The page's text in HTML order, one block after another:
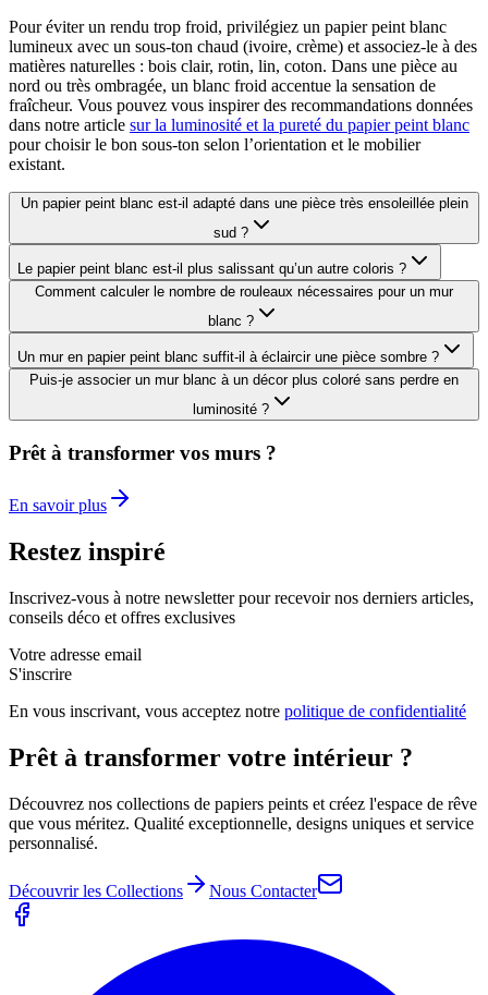
Pour éviter un rendu trop froid, privilégiez un papier peint blanc
lumineux avec un sous-ton chaud (ivoire, crème) et associez-le à des
matières naturelles : bois clair, rotin, lin, coton. Dans une pièce au
nord ou très ombragée, un blanc froid accentue la sensation de
fraîcheur. Vous pouvez vous inspirer des recommandations données
dans notre article sur la luminosité et la pureté du papier peint blanc
pour choisir le bon sous-ton selon l’orientation et le mobilier
existant.
Un papier peint blanc est-il adapté dans une pièce très ensoleillée plein
sud ?
Le papier peint blanc est-il plus salissant qu’un autre coloris ?
Comment calculer le nombre de rouleaux nécessaires pour un mur
blanc ?
Un mur en papier peint blanc suffit-il à éclaircir une pièce sombre ?
Puis-je associer un mur blanc à un décor plus coloré sans perdre en
luminosité ?
Prêt à transformer vos murs ?
En savoir plus
Restez inspiré
Inscrivez-vous à notre newsletter pour recevoir nos derniers articles,
conseils déco et offres exclusives
Votre adresse email
S'inscrire
En vous inscrivant, vous acceptez notre politique de confidentialité
Prêt à transformer votre intérieur ?
Découvrez nos collections de papiers peints et créez l'espace de rêve
que vous méritez. Qualité exceptionnelle, designs uniques et service
personnalisé.
Découvrir les Collections Nous Contacter